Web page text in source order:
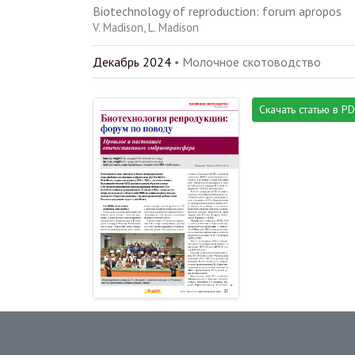
Biotechnology of reproduction: forum apropos
V. Madison L. Madison
Декабрь 2024 • Молочное скотоводство
Скачать статью в